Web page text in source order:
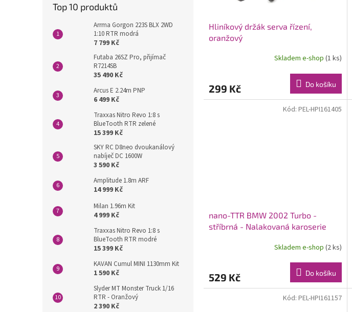
Top 10 produktů
Arrma Gorgon 223S BLX 2WD
1:10 RTR modrá
7 799 Kč
Futaba 26SZ Pro, přijímač
R7214SB
35 490 Kč
Arcus E 2.24m PNP
6 499 Kč
Traxxas Nitro Revo 1:8 s
BlueTooth RTR zelené
15 399 Kč
SKY RC D8neo dvoukanálový
nabíječ DC 1600W
3 590 Kč
Amplitude 1.8m ARF
14 999 Kč
Milan 1.96m Kit
4 999 Kč
Traxxas Nitro Revo 1:8 s
BlueTooth RTR modré
15 399 Kč
KAVAN Cumul MINI 1130mm Kit
1 590 Kč
Slyder MT Monster Truck 1/16
RTR - Oranžový
2 390 Kč
Hliníkový držák serva řízení,
oranžový
Skladem e-shop (1 ks)
299 Kč Do košíku
nano-TTR BMW 2002 Turbo -
stříbrná - Nalakovaná karoserie
Skladem e-shop (2 ks)
529 Kč Do košíku
Kód: PEL-HPI161405
Kód: PEL-HPI161157